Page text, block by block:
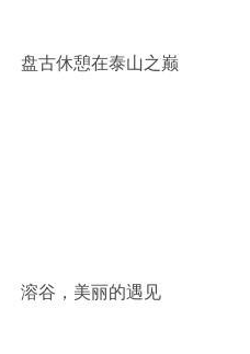
盘古休憩在泰山之巅
溶谷，美丽的遇见